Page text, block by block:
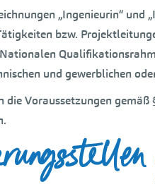
„Ingenieurin“ und
bzw.
und gewerblichen
die Voraussetzungen